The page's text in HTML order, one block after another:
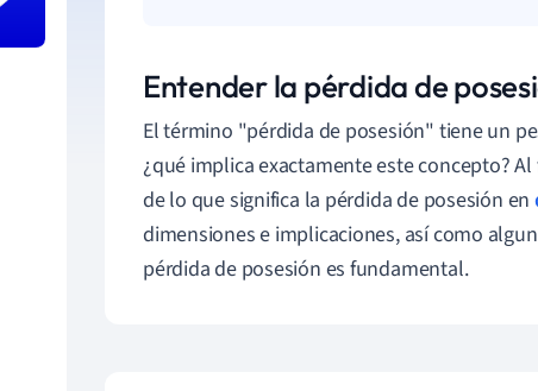
Entender la pérdida de
El término "pérdida de posesión" tiene un
¿qué implica exactamente este concepto?
de lo que significa la pérdida de posesión en
dimensiones e implicaciones, así como
pérdida de posesión es fundamental.